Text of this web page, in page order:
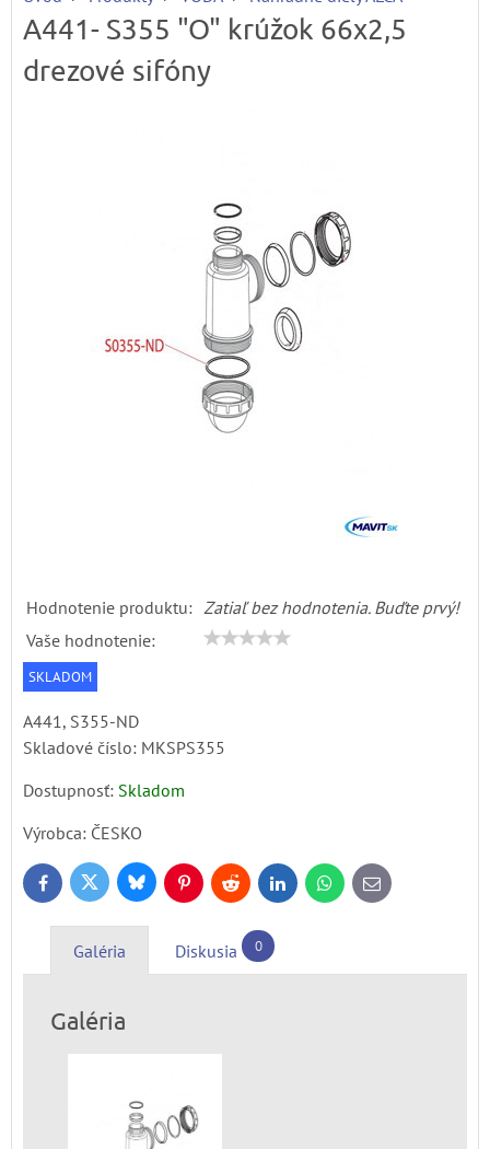
A441- S355 "O" krúžok 66x2,5
drezové sifóny
Hodnotenie produktu: Zatiaľ bez hodnotenia. Buďte prvý!
Vaše hodnotenie:
SKLADOM
A441, S355-ND
Skladové číslo: MKSPS355
Dostupnosť: Skladom
Výrobca: ČESKO
FacebookTwitter BlueskyPinterestReddit LinkedInWhatsApp
E-
mail
Galéria Diskusia 0
Galéria